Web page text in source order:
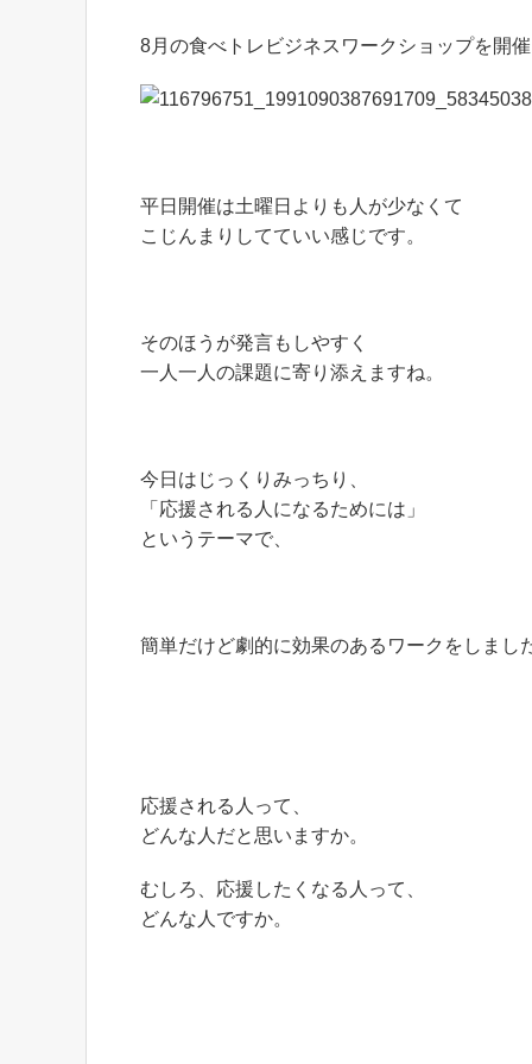
8月の食べトレビジネスワークショップを開
平日開催は土曜日よりも人が少なくて
こじんまりしてていい感じです。
そのほうが発言もしやすく
一人一人の課題に寄り添えますね。
今日はじっくりみっちり、
「応援される人になるためには」
というテーマで、
簡単だけど劇的に効果のあるワークをしまし
応援される人って、
どんな人だと思いますか。
むしろ、応援したくなる人って、
どんな人ですか。